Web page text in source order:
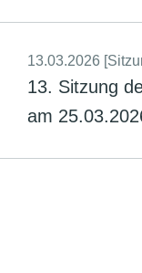
13.03.2026
13. Sitzung
am